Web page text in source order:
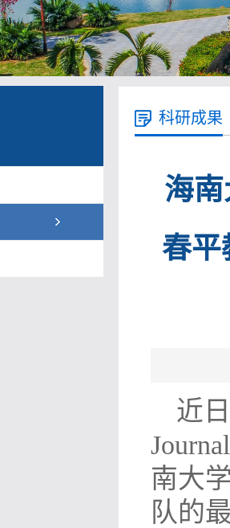
科研成果
海
春平
近
南大
队的